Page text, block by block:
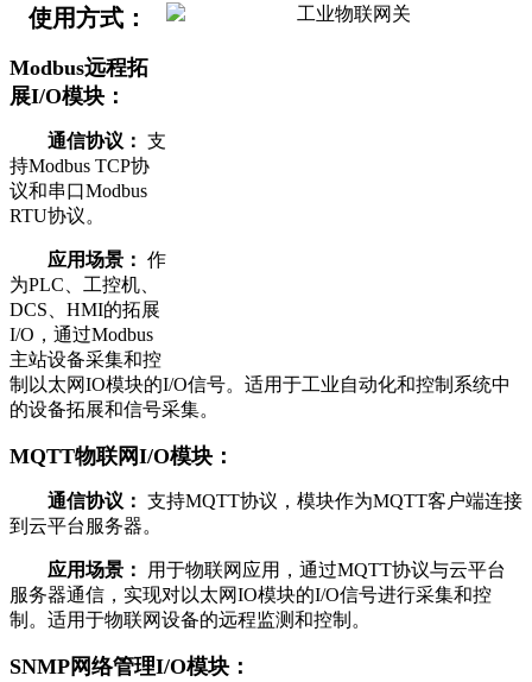
使用方式：
Modbus远程拓
展I/O模块：
通信协议： 支
持Modbus TCP协
议和串口Modbus
RTU协议。
应用场景： 作
为PLC、工控机、
DCS、HMI的拓展
I/O，通过Modbus
主站设备采集和控
制以太网IO模块的I/O信号。适用于工业自动化和控制系统中
的设备拓展和信号采集。
MQTT物联网I/O模块：
通信协议： 支持MQTT协议，模块作为MQTT客户端连接
到云平台服务器。
应用场景：
用于物联网应用，通过MQTT协议与云平台
服务器通信，实现对以太网IO模块的I/O信号进行采集和控
制。适用于物联网设备的远程监测和控制。
SNMP网络管理I/O模块：